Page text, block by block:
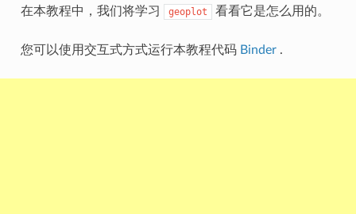
在本教程中，我们将学习
geoplot 看看它是怎么用的。
您可以使用交互式方式运行本教程代码 Binder.